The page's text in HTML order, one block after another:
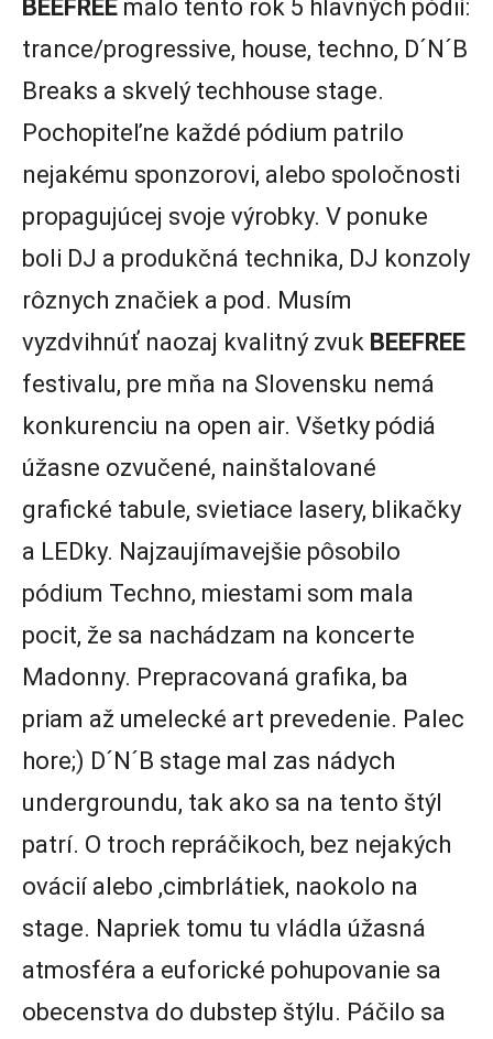
BEEFREE malo tento rok 5 hlavných pódií:
trance/progressive, house, techno, D´N´B
Breaks a skvelý techhouse stage.
Pochopiteľne každé pódium patrilo
nejakému sponzorovi, alebo spoločnosti
propagujúcej svoje výrobky. V ponuke
boli DJ a produkčná technika, DJ konzoly
rôznych značiek a pod. Musím
vyzdvihnúť naozaj kvalitný zvuk BEEFREE
festivalu, pre mňa na Slovensku nemá
konkurenciu na open air. Všetky pódiá
úžasne ozvučené, nainštalované
grafické tabule, svietiace lasery, blikačky
a LEDky. Najzaujímavejšie pôsobilo
pódium Techno, miestami som mala
pocit, že sa nachádzam na koncerte
Madonny. Prepracovaná grafika, ba
priam až umelecké art prevedenie. Palec
hore;) D´N´B stage mal zas nádych
undergroundu, tak ako sa na tento štýl
patrí. O troch repráčikoch, bez nejakých
ovácií alebo ,cimbrlátiek, naokolo na
stage. Napriek tomu tu vládla úžasná
atmosféra a euforické pohupovanie sa
obecenstva do dubstep štýlu. Páčilo sa